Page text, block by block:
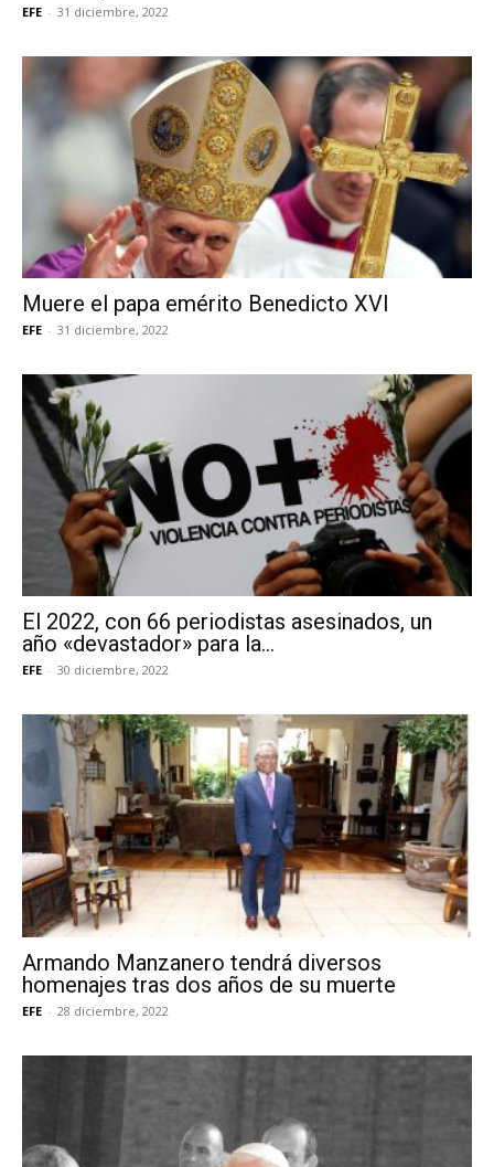
EFE - 31 diciembre, 2022
Muere el papa emérito Benedicto XVI
EFE - 31 diciembre, 2022
El 2022, con 66 periodistas asesinados, un
año «devastador» para la...
EFE - 30 diciembre, 2022
Armando Manzanero tendrá diversos
homenajes tras dos años de su muerte
EFE - 28 diciembre, 2022